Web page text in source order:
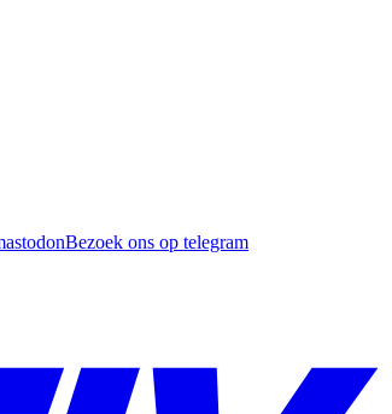
Bezoek ons op telegram